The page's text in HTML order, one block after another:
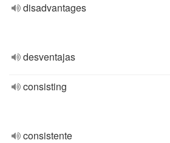
disadvantages
desventajas
consisting
consistente